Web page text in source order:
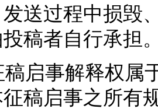
送过程中损毁
稿者自行承担
稿启事解释权属
稿启事之所有